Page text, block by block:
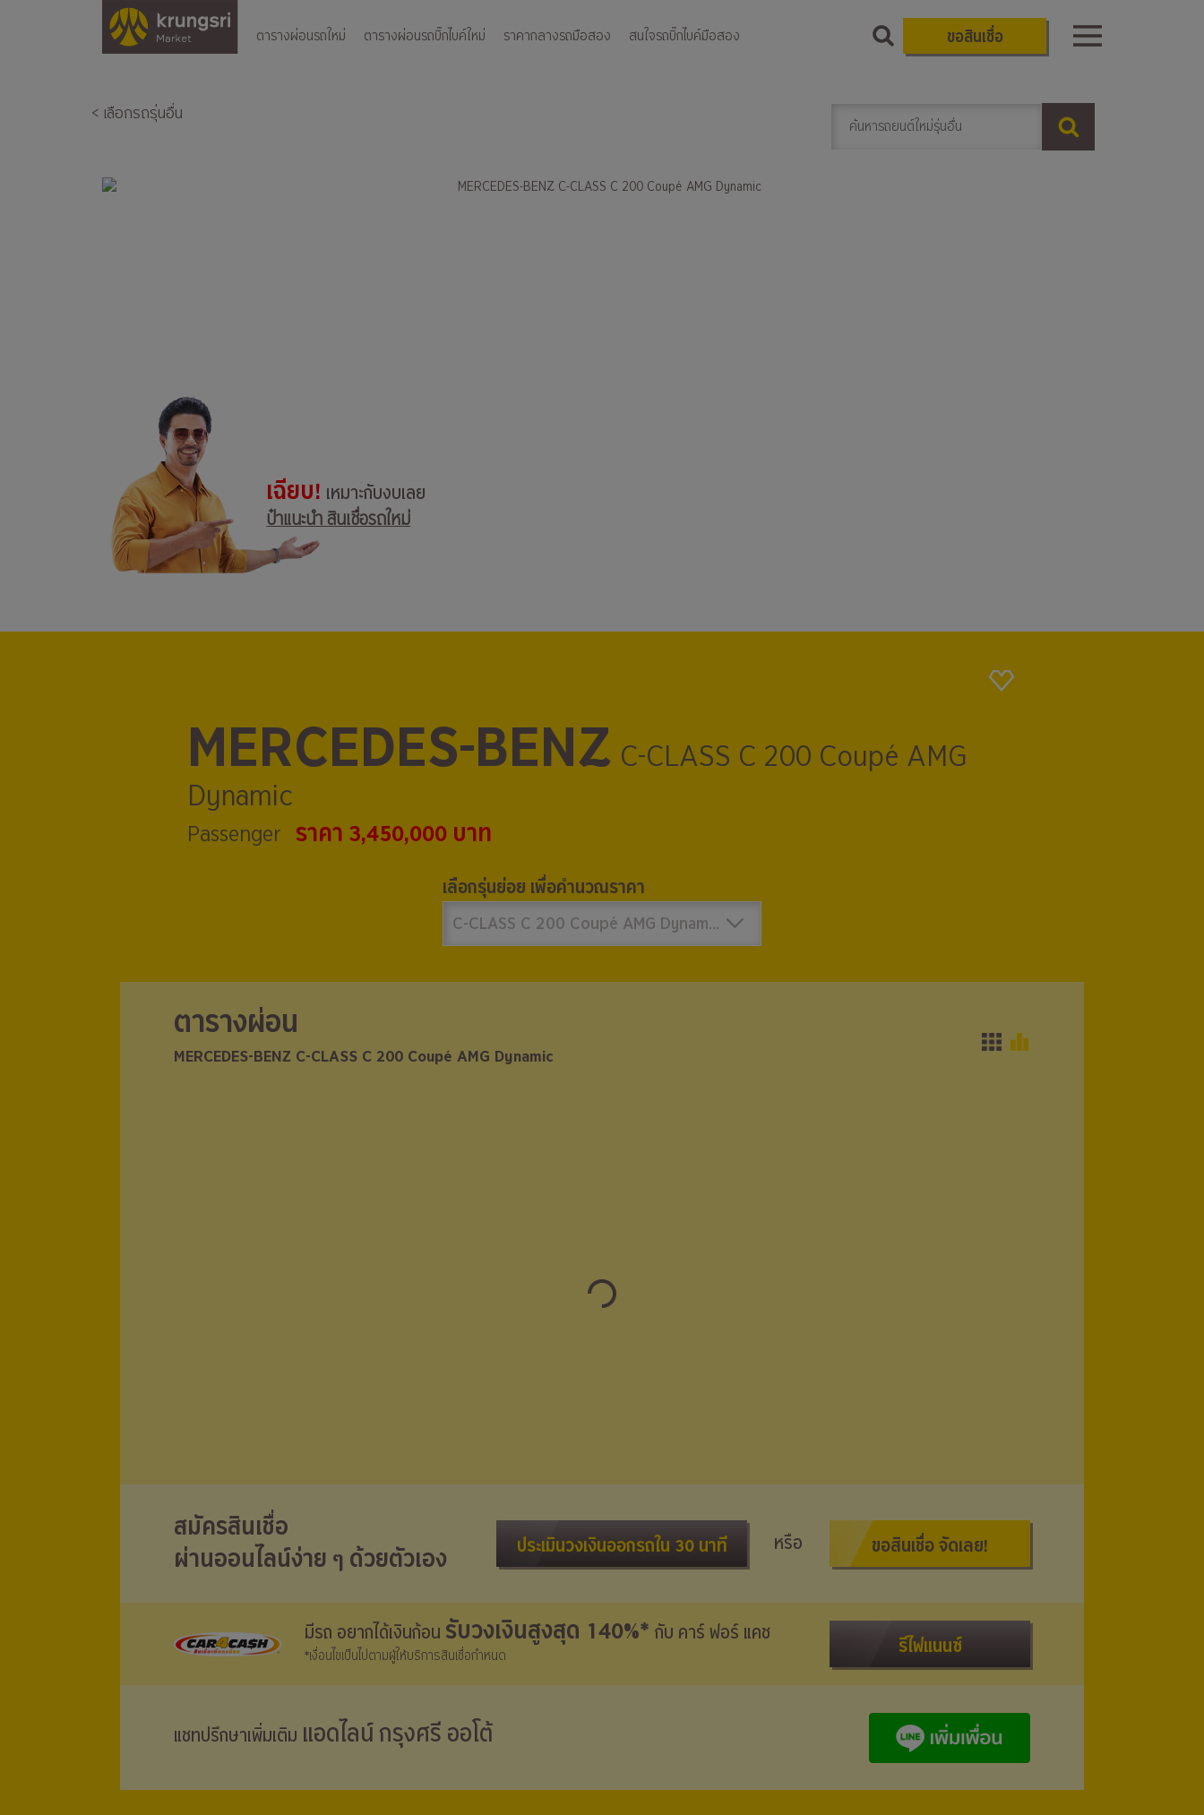
ตารางผ่อนรถใหม่ ตารางผ่อนรถบิ๊กไบค์ใหม่ ราคากลางรถมือสอง สนใจรถบิ๊กไบค์มือสอง ขอสินเชื่อ
< เลือกรถรุ่นอื่น
เฉียบ! เหมาะกับงบเลย
ป๋าแนะนำ สินเชื่อรถใหม่
MERCEDES-BENZ C-CLASS C 200 Coupé AMG
Dynamic
Passenger ราคา 3,450,000 บาท
เลือกรุ่นย่อย เพื่อคำนวณราคา
C-CLASS C 200 Coupé AMG Dynamic 3,450,000 บาท
ตารางผ่อน
MERCEDES-BENZ C-CLASS C 200 Coupé AMG Dynamic
ตารางผ่อน
MERCEDES-BENZ C-CLASS C 200 Coupé AMG Dynamic
สมัครสินเชื่อ
ผ่านออนไลน์ง่าย ๆ ด้วยตัวเอง
ประเมินวงเงินออกรถใน 30 นาที หรือ ขอสินเชื่อ จัดเลย!
มีรถ อยากได้เงินก้อน รับวงเงินสูงสุด 140%* กับ คาร์ ฟอร์ แคช
*เงื่อนไขเป็นไปตามผู้ให้บริการสินเชื่อกำหนด รีไฟแนนซ์
แชทปรึกษาเพิ่มเติม แอดไลน์ กรุงศรี ออโต้